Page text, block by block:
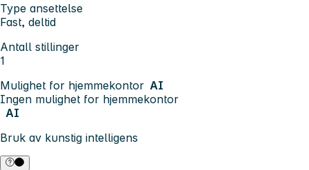
Type ansettelse
Fast, deltid
Antall stillinger
1
Mulighet for hjemmekontor AI
Ingen mulighet for hjemmekontor
AI
Bruk av kunstig intelligens